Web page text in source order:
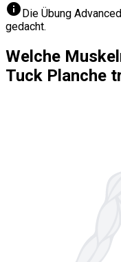
info Die Übung
gedacht.
Welche
Tuck Planche